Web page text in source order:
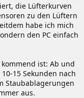
die Lüfterkurven
zu den Lüftern
habe ich mich
den PC einfach
ist: Ab und
15 Sekunden nach
Staubablagerungen
aus.